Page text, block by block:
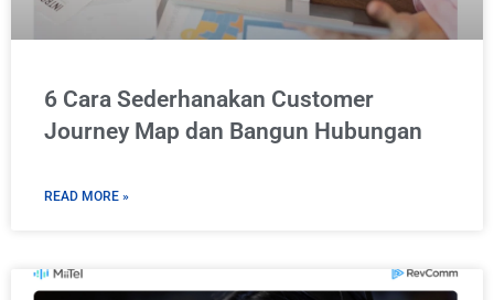
6 Cara Sederhanakan Customer
Journey Map dan Bangun Hubungan
READ MORE »